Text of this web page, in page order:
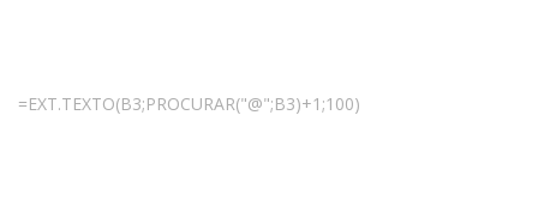
=EXT.TEXTO(B3;PROCURAR("@";B3)+1;100)